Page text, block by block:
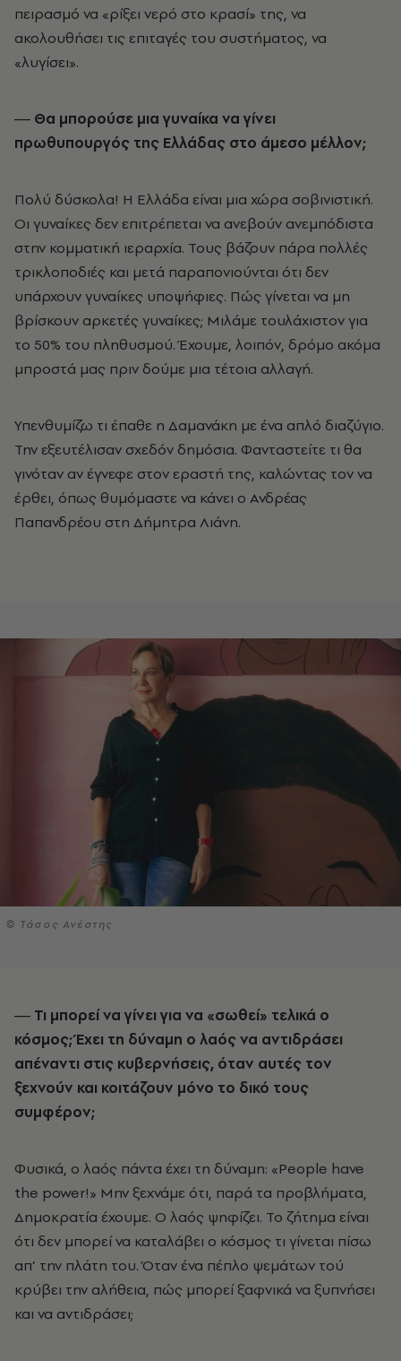
πειρασμό να «ρίξει νερό στο κρασί» της, να
ακολουθήσει τις επιταγές του συστήματος, να
«λυγίσει».
― Θα μπορούσε μια γυναίκα να γίνει
πρωθυπουργός της Ελλάδας στο άμεσο μέλλον;
Πολύ δύσκολα! Η Ελλάδα είναι μια χώρα σοβινιστική.
Οι γυναίκες δεν επιτρέπεται να ανεβούν ανεμπόδιστα
στην κομματική ιεραρχία. Τους βάζουν πάρα πολλές
τρικλοποδιές και μετά παραπονιούνται ότι δεν
υπάρχουν γυναίκες υποψήφιες. Πώς γίνεται να μη
βρίσκουν αρκετές γυναίκες; Μιλάμε τουλάχιστον για
το 50% του πληθυσμού. Έχουμε, λοιπόν, δρόμο ακόμα
μπροστά μας πριν δούμε μια τέτοια αλλαγή.
Υπενθυμίζω τι έπαθε η Δαμανάκη με ένα απλό διαζύγιο.
Την εξευτέλισαν σχεδόν δημόσια. Φανταστείτε τι θα
γινόταν αν έγνεφε στον εραστή της, καλώντας τον να
έρθει, όπως θυμόμαστε να κάνει ο Ανδρέας
Παπανδρέου στη Δήμητρα Λιάνη.
© Τάσος Ανέστης
― Τι μπορεί να γίνει για να «σωθεί» τελικά ο
κόσμος; Έχει τη δύναμη ο λαός να αντιδράσει
απέναντι στις κυβερνήσεις, όταν αυτές τον
ξεχνούν και κοιτάζουν μόνο το δικό τους
συμφέρον;
Φυσικά, ο λαός πάντα έχει τη δύναμη: «People have
the power!» Μην ξεχνάμε ότι, παρά τα προβλήματα,
Δημοκρατία έχουμε. Ο λαός ψηφίζει. Το ζήτημα είναι
ότι δεν μπορεί να καταλάβει ο κόσμος τι γίνεται πίσω
απ’ την πλάτη του. Όταν ένα πέπλο ψεμάτων τού
κρύβει την αλήθεια, πώς μπορεί ξαφνικά να ξυπνήσει
και να αντιδράσει;